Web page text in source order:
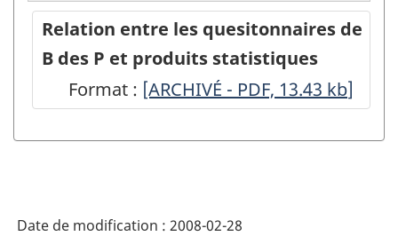
Relation entre les quesitonnaires de
B des P et produits statistiques
Format : Relation
les
B
[ARCHIVÉ - PDF, 13.43 kb]
Date de modification : 2008-02-28